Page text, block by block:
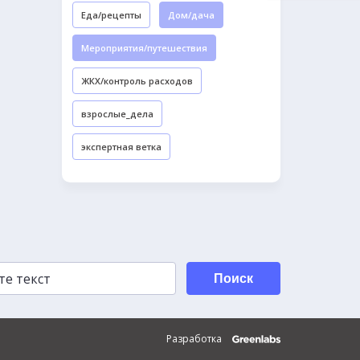
Еда/рецепты Дом/дача
Мероприятия/путешествия
ЖКХ/контроль расходов
взрослые_дела
экспертная ветка
Поиск
Разработка